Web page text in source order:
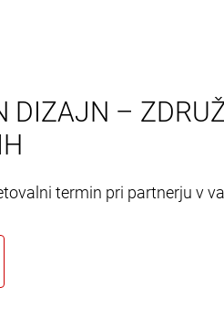
DIZAJN –
termin pri partnerju v